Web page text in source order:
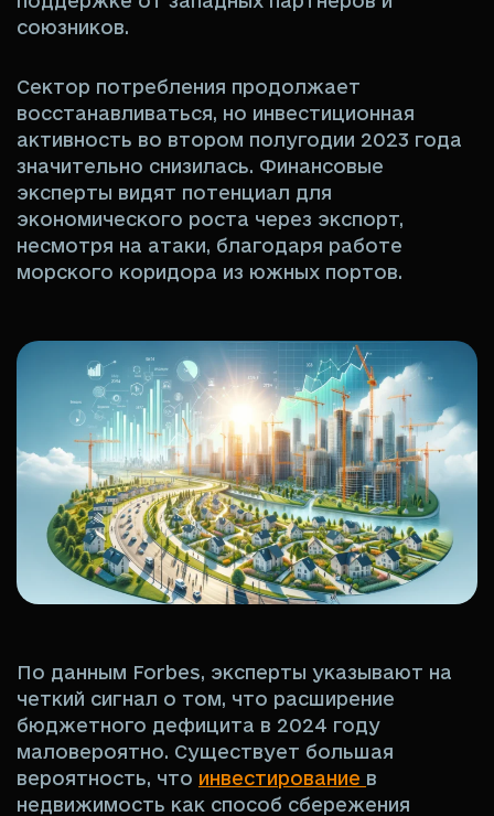
союзников.
Сектор потребления продолжает
восстанавливаться, но инвестиционная
активность во втором полугодии 2023 года
значительно снизилась. Финансовые
эксперты видят потенциал для
экономического роста через экспорт,
несмотря на атаки, благодаря работе
морского коридора из южных портов.
По данным Forbes, эксперты указывают на
четкий сигнал о том, что расширение
бюджетного дефицита в 2024 году
маловероятно. Существует большая
вероятность, что инвестирование в
недвижимость как способ сбережения